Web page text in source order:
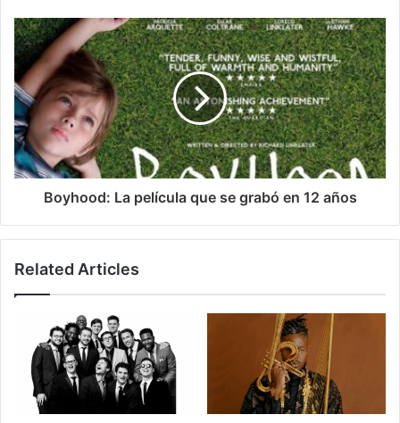
Boyhood: La película que se grabó en 12 años
Related Articles